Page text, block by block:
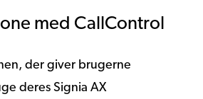
med CallControl
der giver brugerne
deres Signia AX